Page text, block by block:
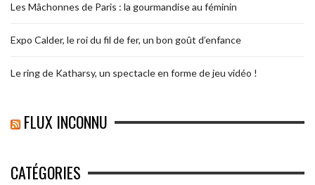
Les Mâchonnes de Paris : la gourmandise au féminin
Expo Calder, le roi du fil de fer, un bon goût d’enfance
Le ring de Katharsy, un spectacle en forme de jeu vidéo !
FLUX INCONNU
CATÉGORIES